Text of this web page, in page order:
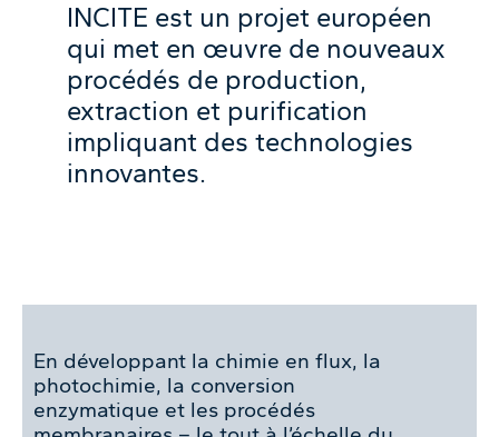
INCITE est un projet européen
qui met en œuvre de nouveaux
procédés de production,
extraction et purification
impliquant des technologies
innovantes.
En développant la chimie en flux, la
photochimie, la conversion
enzymatique et les procédés